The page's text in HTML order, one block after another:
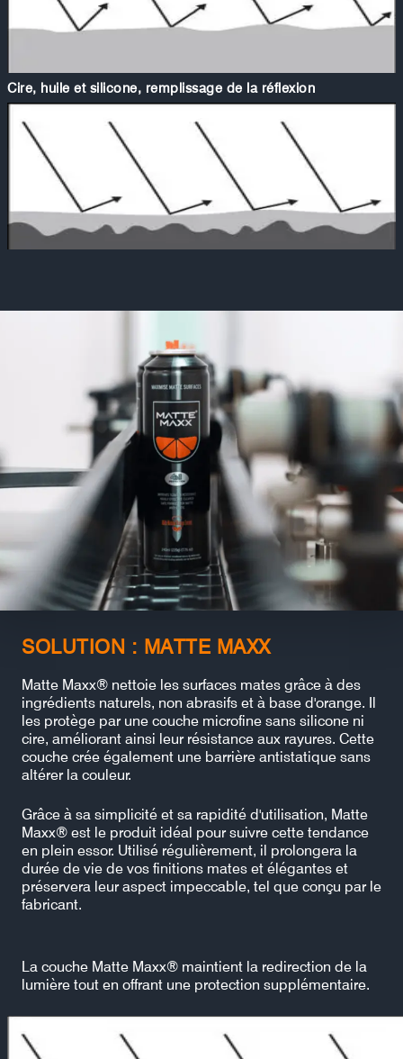
Cire, huile et silicone, remplissage de la réflexion
SOLUTION : MATTE MAXX
Matte Maxx® nettoie les surfaces mates grâce à des
ingrédients naturels, non abrasifs et à base d'orange. Il
les protège par une couche microfine sans silicone ni
cire, améliorant ainsi leur résistance aux rayures. Cette
couche crée également une barrière antistatique sans
altérer la couleur.
Grâce à sa simplicité et sa rapidité d'utilisation, Matte
Maxx® est le produit idéal pour suivre cette tendance
en plein essor. Utilisé régulièrement, il prolongera la
durée de vie de vos finitions mates et élégantes et
préservera leur aspect impeccable, tel que conçu par le
fabricant.
La couche Matte Maxx® maintient la redirection de la
lumière tout en offrant une protection supplémentaire.